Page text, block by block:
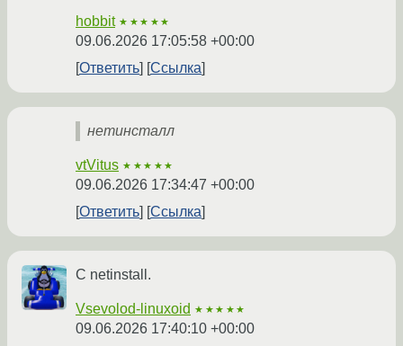
hobbit ★★★★★
09.06.2026 17:05:58 +00:00
Ответить
Ссылка
нетинсталл
vtVitus ★★★★★
09.06.2026 17:34:47 +00:00
Ответить
Ссылка
С netinstall.
Vsevolod-linuxoid ★★★★★
09.06.2026 17:40:10 +00:00